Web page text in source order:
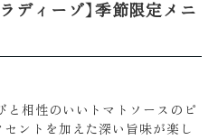
ディーゾ】季節限定メニ
と相性のいいトマトソースのピ
セントを加えた深い旨味が楽し